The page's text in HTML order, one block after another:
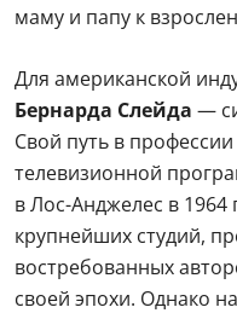
маму и папу к
Для американской
Бернарда Слейда —
Свой путь в
телевизионной
в Лос-Анджелес в
крупнейших студий,
востребованных
своей эпохи. Однако